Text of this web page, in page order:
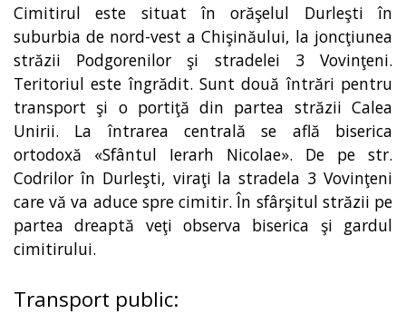
Cimitirul este situat în orăşelul Durleşti în
suburbia de nord-vest a Chişinăului, la joncţiunea
străzii Podgorenilor şi stradelei 3 Vovinţeni.
Teritoriul este îngrădit. Sunt două întrări pentru
transport şi o portiţă din partea străzii Calea
Unirii. La întrarea centrală se află biserica
ortodoxă «Sfântul Ierarh Nicolae». De pe str.
Codrilor în Durleşti, viraţi la stradela 3 Vovinţeni
care vă va aduce spre cimitir. În sfârşitul străzii pe
partea dreaptă veţi observa biserica şi gardul
cimitirului.
Transport public: